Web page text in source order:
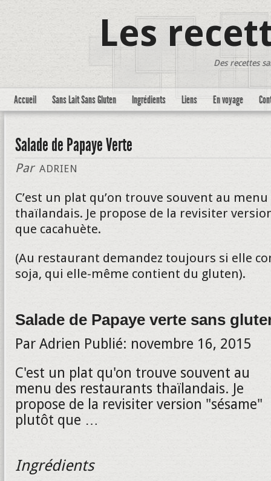
Les
Des recettes
Accueil Sans Lait Sans Gluten Ingrédients Liens En voyage
Salade de Papaye Verte
Par ADRIEN
C’est un plat qu’on trouve souvent au
thaïlandais. Je propose de la revisiter
que cacahuète.
(Au restaurant demandez toujours si elle
soja, qui elle-même contient du gluten).
Salade de Papaye verte sans
Par Adrien Publié: novembre 16, 2015
C'est un plat qu'on trouve souvent au
menu des restaurants thaïlandais. Je
propose de la revisiter version "sésame"
plutôt que …
Ingrédients